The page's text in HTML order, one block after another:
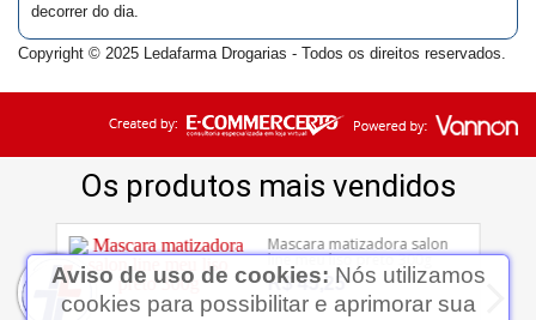
decorrer do dia.
Copyright © 2025 Ledafarma Drogarias - Todos os direitos reservados.
Aviso de uso de cookies: Nós utilizamos
cookies para possibilitar e aprimorar sua